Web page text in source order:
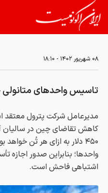
۰۸ شهريور ۱۴۰۲ - ۱۸:۱۰
تاسیس واحدهای
کاهش تقاضای چین در سالیان
۴۵۰ دلار به ازای هر تُن
واحدها؛ بنابراین صدور اجازه
اشتباهی فاحش است.